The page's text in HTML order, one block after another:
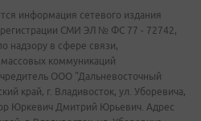
информация сетевого издания
регистрации СМИ ЭЛ № ФС 77 - 72742,
надзору в сфере связи,
коммуникаций
ООО "Дальневосточный
край, г. Владивосток, ул. Уборевича,
Юркевич Дмитрий Юрьевич. Адрес